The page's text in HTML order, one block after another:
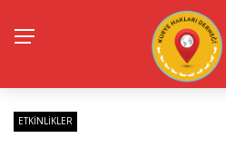
ETKINLIKLER